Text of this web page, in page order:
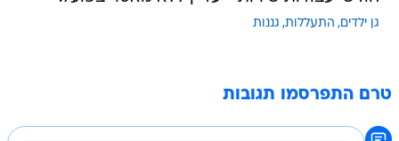
גן ילדים התעללות גננות
טרם התפרסמו תגובות